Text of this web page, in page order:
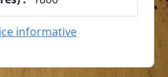
informative